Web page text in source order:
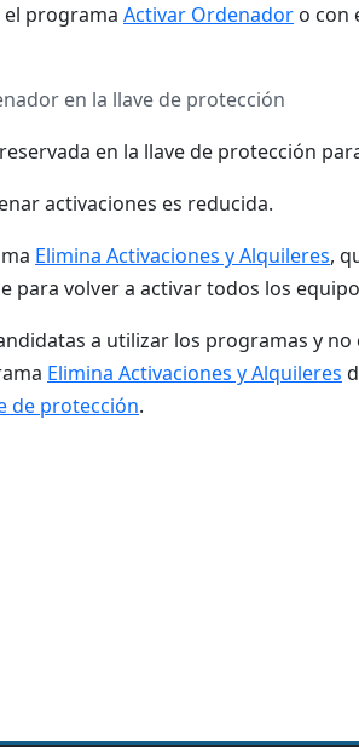
el programa Activar Ordenador o con
en la llave de protección
en la llave de protección
activaciones es reducida.
Elimina Activaciones y Alquileres,
para volver a activar todos los
a utilizar los programas y
Elimina Activaciones y Alquileres
de protección.